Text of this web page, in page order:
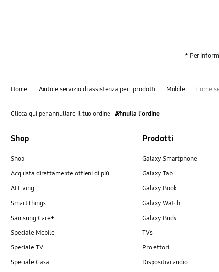
* Per
Home Aiuto e servizio di assistenza per i prodotti Mobile Come
Clicca qui per annullare il tuo ordine Annulla l'ordine
Shop
Shop
Acquista direttamente ottieni di più
AI Living
SmartThings
Samsung Care+
Speciale Mobile
Speciale TV
Speciale Casa
Prodotti
Galaxy Smartphone
Galaxy Tab
Galaxy Book
Galaxy Watch
Galaxy Buds
TVs
Proiettori
Dispositivi audio